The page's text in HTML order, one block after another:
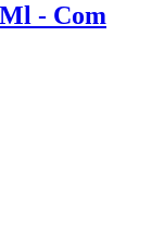
- Com